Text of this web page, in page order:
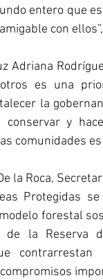
entero que
con
Adriana
es una
la
conservar y
comunidades
la Roca,
Protegidas
forestal
de la Reserva